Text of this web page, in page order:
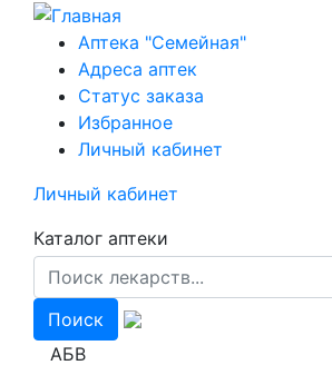
Перейти
основному
содержанию
Аптека "Семейная"
Адреса аптек
Статус заказа
Избранное
Личный кабинет
Личный кабинет
Каталог аптеки
АБВ